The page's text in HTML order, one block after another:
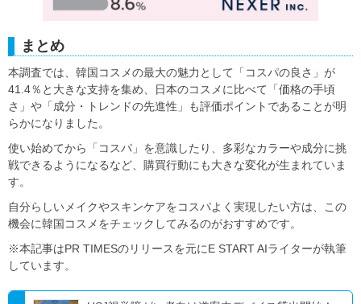
まとめ
本調査では、韓国コスメの最大の魅力として「コスパの良さ」が
41.4％と大きな支持を集め、日本のコスメに比べて「価格の手頃
さ」や「成分・トレンドの先進性」も評価ポイントであることが明
らかになりました。
使い始めてから「コスパ」を意識したり、多彩なカラーや成分に挑
戦できるようになるなど、購買行動にも大きな変化が生まれていま
す。
自分らしいメイクやスキンケアをコスパよく実現したい方は、この
機会に韓国コスメをチェックしてみるのがおすすめです。
※本記事はPR TIMESのリリースを元にE START AIライターが執筆
しています。